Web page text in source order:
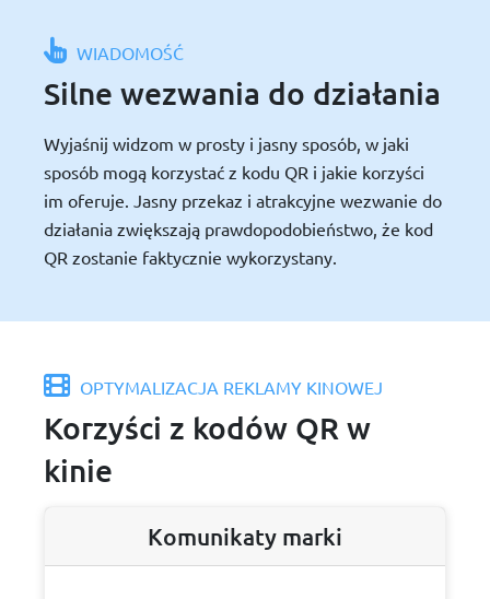
WIADOMOŚĆ
Silne wezwania do działania
Wyjaśnij widzom w prosty i jasny sposób, w jaki
sposób mogą korzystać z kodu QR i jakie korzyści
im oferuje. Jasny przekaz i atrakcyjne wezwanie do
działania zwiększają prawdopodobieństwo, że kod
QR zostanie faktycznie wykorzystany.
OPTYMALIZACJA REKLAMY KINOWEJ
Korzyści z kodów QR w
kinie
Komunikaty marki